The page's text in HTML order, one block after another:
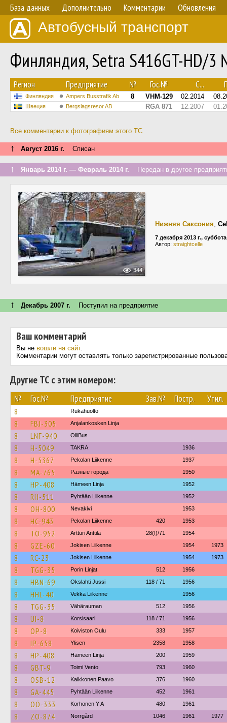
База данных Дополнительно Комментарии Обновления
Автобусный транспорт
Финляндия, Setra S416GT-HD/
Регион Предприятие № Гос.№ С...
Финляндия Ampers Busstrafik Ab 8 VHM-129 02.2014
Швеция Bergslagsresor AB RGA 871 12.2007
Все комментарии к фотографиям этого ТС
↑ Август 2016 г. Списан
↑ Январь 2014 г. — Февраль 2014 г. Передан в другое
344
Нижняя Саксония,
7 декабря 2013 г., суббота
Автор: straightcelle
↑ Декабрь 2007 г. Поступил на предприятие
Ваш комментарий
Вы не вошли на сайт.
Комментарии могут оставлять только зарегистрированные
Другие ТС с этим номером:
№ Гос.№ Предприятие Зав.№ Постр. Утил.
8 Rukahuolto
8 FBJ-305 Anjalankosken Linja
8 LNF-940 OlliBus
8 H-5049 TAKRA 1936
8 H-5367 Pekolan Liikenne 1937
8 MA-765 Разные города 1950
8 HP-408 Hämeen Linja 1952
8 RH-511 Pyhtään Liikenne 1952
8 OH-800 Nevakivi 1953
8 HC-943 Pekolan Liikenne 420 1953
8 TÖ-952 Artturi Anttila 28(I)/71 1954
8 GZE-60 Jokisen Liikenne 1954 1973
8 RC-23 Jokisen Liikenne 1954 1973
8 TGG-35 Porin Linjat 512 1956
8 HBN-69 Okslahti Jussi 118 / 71 1956
8 HHL-40 Vekka Liikenne 1956
8 TGG-35 Vähärauman 512 1956
8 UI-8 Korsisaari 118 / 71 1956
8 OP-8 Koiviston Oulu 333 1957
8 IP-658 Ylisen 2358 1958
8 HP-408 Hämeen Linja 200 1959
8 GBT-9 Toimi Vento 793 1960
8 OSB-12 Kaikkonen Paavo 376 1960
8 GA-445 Pyhtään Liikenne 452 1961
8 OÖ-333 Korhonen Y A 480 1961
8 ZO-874 Norrgård 1046 1961 1977